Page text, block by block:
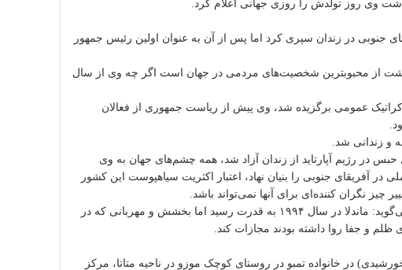
در آفریقای جنوبی در زندان سپری کرد اما پس از آن به عنوان اولین رئیس جمهور
درگذشت از محبوبترین شخصیت‌های مردمی در جهان است اگر چه وی از سال
عمومی برگزیده شد، وی پیش از ریاست جمهوری از فعالان
و زندانی شد.
سه دهه تحمل حبس در رژیم آپارتاید از زندان آزاد شد، همه چشم‌های جهان به وی
جنوبی را بنیان نهاد، اعتبار اکثریت سیاهپوست این کشور
چیز نگران کننده‌ای برای آنها نمی‌تواند باشد.
اسقف اعظم دسموند توتو که خود نیز برنده جایزه صلح نوبل است می‌گوید: ماندلا در سال ۱۹۹۴ به قدرت رسید اما بخشش و مهربانی که در
و جفا روا داشته بودند مجازات کند.
رولیهلاهلا ماندلا در هجدهم ژوئیه ۱۹۱۸ (برابر با ۲۶ تیر ۱۲۹۷ خورشیدی) در خانواده تمبو در روستای کوچک موزو در ناحیه متاتا، مرکز